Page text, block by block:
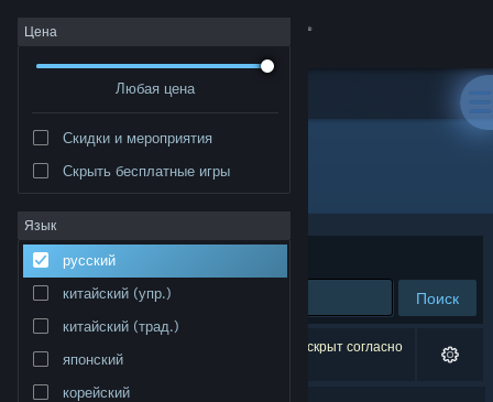
Войти
Сообщество
Информация
Поддержка
Изменить язык
Цена
Любая цена
Скидки и мероприятия
Скрыть бесплатные игры
Язык
русский
китайский (упр.)
китайский (трад.)
японский
корейский
Разработчик: Robot Teddy
Сортировать по
Поиск
Результатов по вашему запросу: 1. 1 продукт скрыт согласно
вашим настройкам.